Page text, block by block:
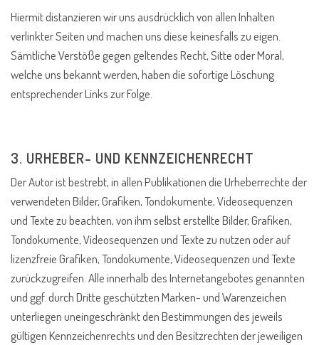
Hiermit distanzieren wir uns ausdrücklich von allen Inhalten
verlinkter Seiten und machen uns diese keinesfalls zu eigen.
Sämtliche Verstöße gegen geltendes Recht, Sitte oder Moral,
welche uns bekannt werden, haben die sofortige Löschung
entsprechender Links zur Folge.
3. URHEBER- UND KENNZEICHENRECHT
Der Autor ist bestrebt, in allen Publikationen die Urheberrechte der
verwendeten Bilder, Grafiken, Tondokumente, Videosequenzen
und Texte zu beachten, von ihm selbst erstellte Bilder, Grafiken,
Tondokumente, Videosequenzen und Texte zu nutzen oder auf
lizenzfreie Grafiken, Tondokumente, Videosequenzen und Texte
zurückzugreifen. Alle innerhalb des Internetangebotes genannten
und ggf. durch Dritte geschützten Marken- und Warenzeichen
unterliegen uneingeschränkt den Bestimmungen des jeweils
gültigen Kennzeichenrechts und den Besitzrechten der jeweiligen